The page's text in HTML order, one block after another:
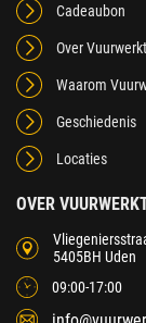
Cadeaubon
Over
Waarom
Geschiedenis
Locaties
OVER
5405BH Uden
09:00-17:00